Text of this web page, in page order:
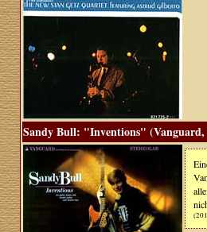
Sandy Bull: "Inventions" (Vanguard,